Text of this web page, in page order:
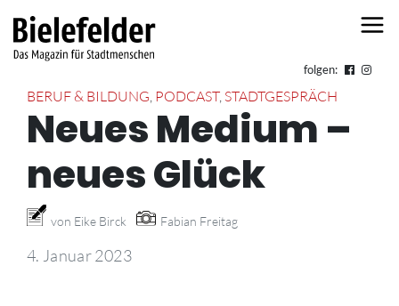
folgen:
BERUF & BILDUNG, PODCAST, STADTGESPRÄCH
Neues Medium –
neues Glück
von Eike Birck Fabian Freitag
4. Januar 2023